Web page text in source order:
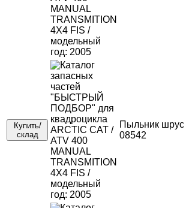
Купить/
склад
Пыльник шрус
08542